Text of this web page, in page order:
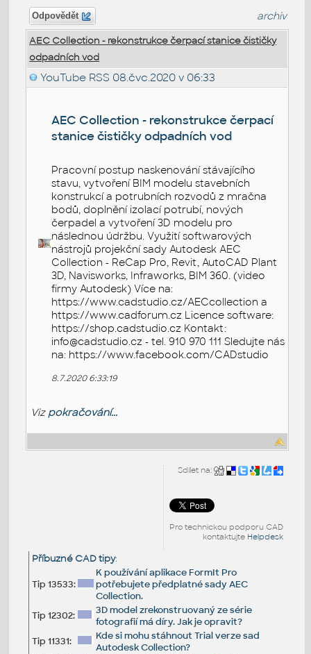
Odpovědět archiv
AEC Collection - rekonstrukce čerpací stanice čističky
odpadních vod
YouTube RSS 08.čvc.2020 v 06:33
AEC Collection - rekonstrukce čerpací
stanice čističky odpadních vod
Pracovní postup naskenování stávajícího
stavu, vytvoření BIM modelu stavebních
konstrukcí a potrubních rozvodů z mračna
bodů, doplnění izolací potrubí, nových
čerpadel a vytvoření 3D modelu pro
následnou údržbu. Využití softwarových
nástrojů projekční sady Autodesk AEC
Collection - ReCap Pro, Revit, AutoCAD Plant
3D, Navisworks, Infraworks, BIM 360. (video
firmy Autodesk) Více na:
https://www.cadstudio.cz/AECcollection a
https://www.cadforum.cz Licence software:
https://shop.cadstudio.cz Kontakt:
info@cadstudio.cz - tel. 910 970 111 Sledujte nás
na: https://www.facebook.com/CADstudio
8.7.2020 6:33:19
Viz pokračování...
Sdílet na:
Pro technickou podporu CAD
kontaktujte Helpdesk
Příbuzné CAD tipy:
Tip 13533:
K používání aplikace FormIt Pro
potřebujete předplatné sady AEC
Collection.
Tip 12302:
3D model zrekonstruovaný ze série
fotografií má díry. Jak je opravit?
Tip 11331:
Kde si mohu stáhnout Trial verze sad
Autodesk Collection?